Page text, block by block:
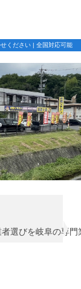
ください | 全国対応可能
選びを岐阜の専門